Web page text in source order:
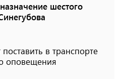
шестого
в транспорте
оповещения